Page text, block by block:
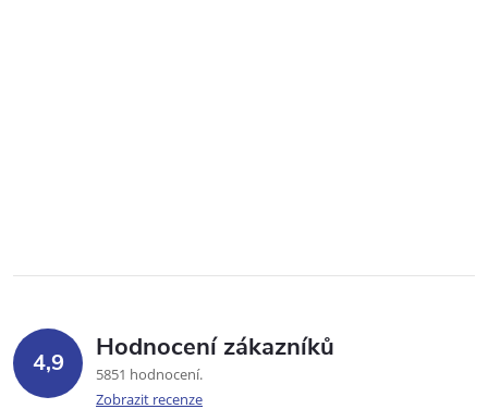
4,9 Hodnocení zákazníků
5851 hodnocení
Zobrazit recenze